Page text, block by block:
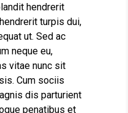
hendrerit
turpis dui,
ut. Sed ac
neque eu,
vitae nunc sit
Cum sociis
dis parturient
penatibus et